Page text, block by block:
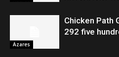
Azares
Chicken Path
292 five